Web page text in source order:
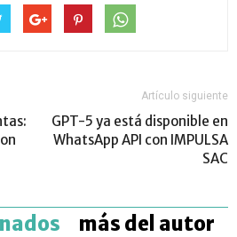
Artículo siguiente
GPT-5 ya está disponible en
WhatsApp API con IMPULSA
SAC
más del autor